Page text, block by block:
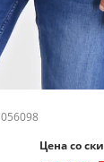
056098
Цена со